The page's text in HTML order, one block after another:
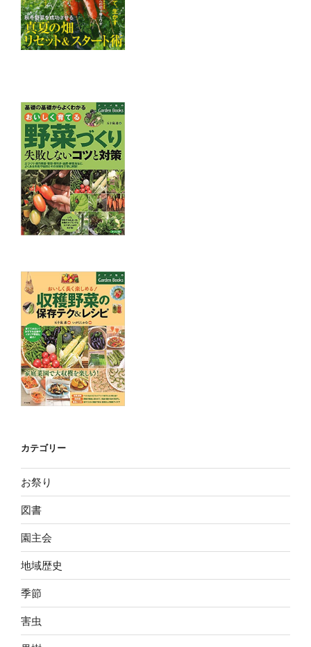
カテゴリー
お祭り
図書
園主会
地域歴史
季節
害虫